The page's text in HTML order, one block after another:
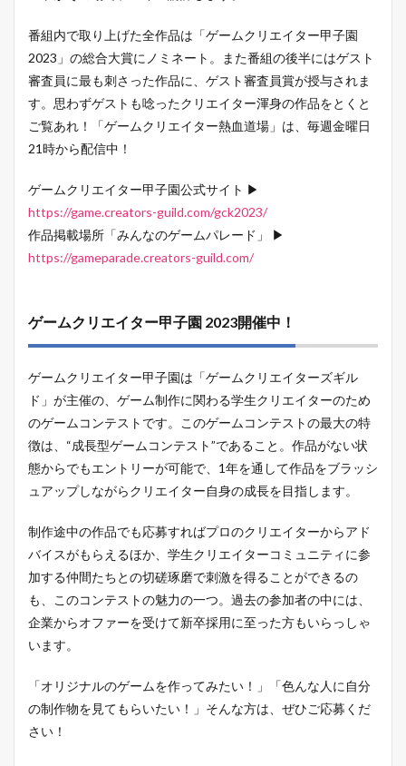
番組内で取り上げた全作品は「ゲームクリエイター甲子園
2023」の総合大賞にノミネート。また番組の後半にはゲスト
審査員に最も刺さった作品に、ゲスト審査員賞が授与されま
す。思わずゲストも唸ったクリエイター渾身の作品をとくと
ご覧あれ！「ゲームクリエイター熱血道場」は、毎週金曜日
21時から配信中！
ゲームクリエイター甲子園公式サイト ▶
https://game.creators-guild.com/gck2023/
作品掲載場所「みんなのゲームパレード」 ▶
https://gameparade.creators-guild.com/
ゲームクリエイター甲子園 2023開催中！
ゲームクリエイター甲子園は「ゲームクリエイターズギル
ド」が主催の、ゲーム制作に関わる学生クリエイターのため
のゲームコンテストです。このゲームコンテストの最大の特
徴は、“成長型ゲームコンテスト”であること。作品がない状
態からでもエントリーが可能で、1年を通して作品をブラッシ
ュアップしながらクリエイター自身の成長を目指します。
制作途中の作品でも応募すればプロのクリエイターからアド
バイスがもらえるほか、学生クリエイターコミュニティに参
加する仲間たちとの切磋琢磨で刺激を得ることができるの
も、このコンテストの魅力の一つ。過去の参加者の中には、
企業からオファーを受けて新卒採用に至った方もいらっしゃ
います。
「オリジナルのゲームを作ってみたい！」「色んな人に自分
の制作物を見てもらいたい！」そんな方は、ぜひご応募くだ
さい！